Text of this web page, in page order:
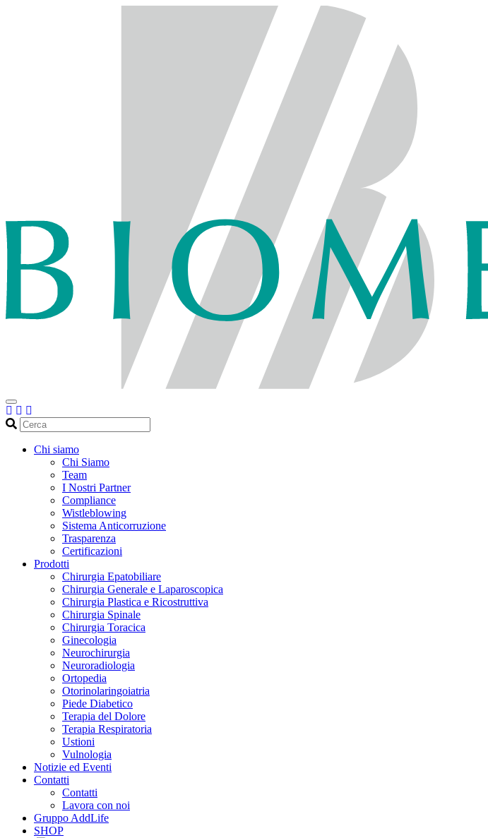
Cerca
Chi siamo
Chi Siamo
Team
I Nostri Partner
Compliance
Wistleblowing
Sistema Anticorruzione
Trasparenza
Certificazioni
Prodotti
Chirurgia Epatobiliare
Chirurgia Generale e Laparoscopica
Chirurgia Plastica e Ricostruttiva
Chirurgia Spinale
Chirurgia Toracica
Ginecologia
Neurochirurgia
Neuroradiologia
Ortopedia
Otorinolaringoiatria
Piede Diabetico
Terapia del Dolore
Terapia Respiratoria
Ustioni
Vulnologia
Notizie ed Eventi
Contatti
Contatti
Lavora con noi
Gruppo AddLife
SHOP